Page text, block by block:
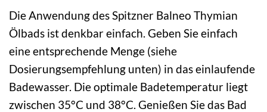
Die Anwendung des Spitzner Balneo Thymian
Ölbads ist denkbar einfach. Geben Sie einfach
eine entsprechende Menge (siehe
Dosierungsempfehlung unten) in das einlaufende
Badewasser. Die optimale Badetemperatur liegt
zwischen 35°C und 38°C. Genießen Sie das Bad